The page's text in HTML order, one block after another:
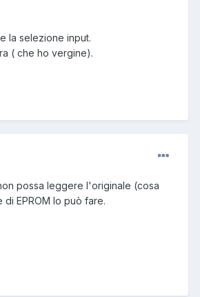
la selezione input.
( che ho vergine).
possa leggere l'originale (cosa
EPROM lo può fare.